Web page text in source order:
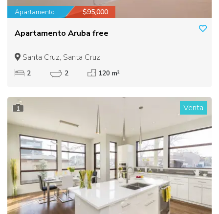
Apartamento $95,000
Apartamento Aruba free
Santa Cruz, Santa Cruz
2 2 120 m²
1 Venta